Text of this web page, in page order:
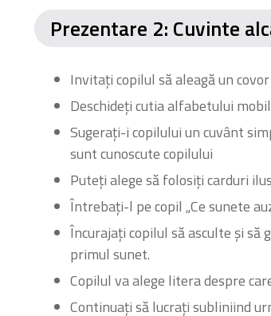
Prezentare 2: Cuvinte
Invitați copilul să aleagă un
Deschideți cutia alfabetului
Sugerați-i copilului un cuvânt
sunt cunoscute copilului
Puteți alege să folosiți carduri
Întrebați-l pe copil „Ce sunete
Încurajați copilul să asculte și să
primul sunet.
Copilul va alege litera despre
Continuați să lucrați subliniind